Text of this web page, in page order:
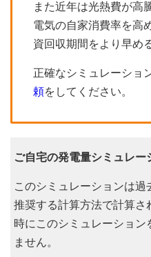
また近年は光熱費が高
電気の自家消費率を高
資回収期間をより早め
正確なシミュレーショ
頼をしてください。
ご自宅の発電量シミュレー
このシミュレーションは
推奨する計算方法で計算さ
時にこのシミュレーション
ません。